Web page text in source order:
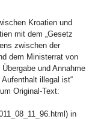
Kroatien und
mit dem „Gesetz
zwischen der
dem Ministerrat von
und Annahme
illegal ist“
Original-Text:
in